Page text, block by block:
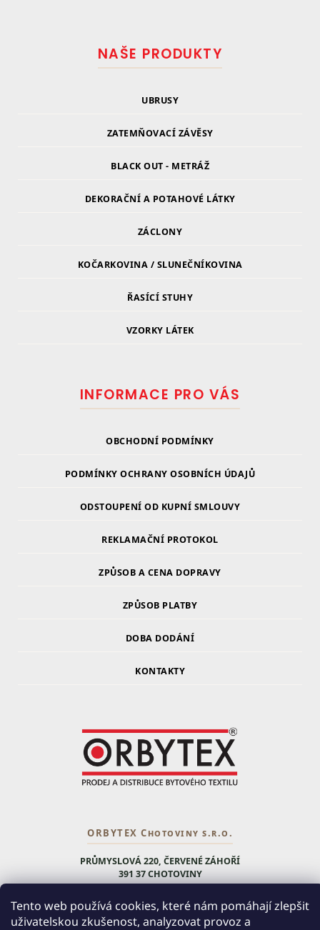
Tento web používá cookies, které nám pomáhají zlepšit
uživatelskou zkušenost, analyzovat provoz a
NAŠE PRODUKTY
UBRUSY
ZATEMŇOVACÍ ZÁVĚSY
BLACK OUT - METRÁŽ
DEKORAČNÍ A POTAHOVÉ LÁTKY
ZÁCLONY
KOČARKOVINA / SLUNEČNÍKOVINA
ŘASÍCÍ STUHY
VZORKY LÁTEK
INFORMACE PRO VÁS
OBCHODNÍ PODMÍNKY
PODMÍNKY OCHRANY OSOBNÍCH ÚDAJŮ
ODSTOUPENÍ OD KUPNÍ SMLOUVY
REKLAMAČNÍ PROTOKOL
ZPŮSOB A CENA DOPRAVY
ZPŮSOB PLATBY
DOBA DODÁNÍ
KONTAKTY
ORBYTEX Chotoviny s.r.o.
PRŮMYSLOVÁ 220, ČERVENÉ ZÁHOŘÍ
391 37 CHOTOVINY
IČ: 28138252
DIČ: CZ28138252